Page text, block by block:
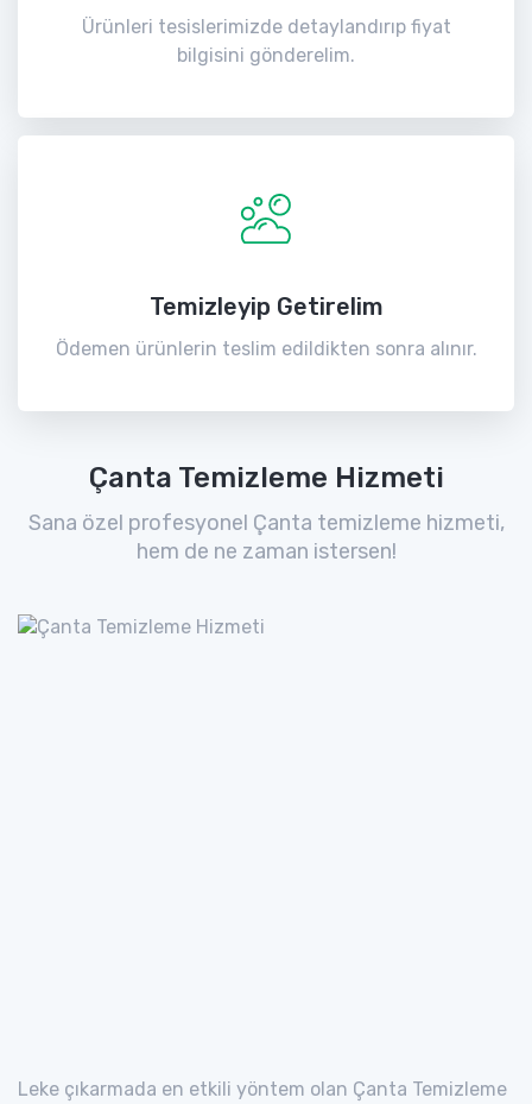
Ürünleri tesislerimizde detaylandırıp fiyat
bilgisini gönderelim.
Temizleyip Getirelim
Ödemen ürünlerin teslim edildikten sonra alınır.
Çanta Temizleme Hizmeti
Sana özel profesyonel Çanta temizleme hizmeti,
hem de ne zaman istersen!
Leke çıkarmada en etkili yöntem olan Çanta Temizleme